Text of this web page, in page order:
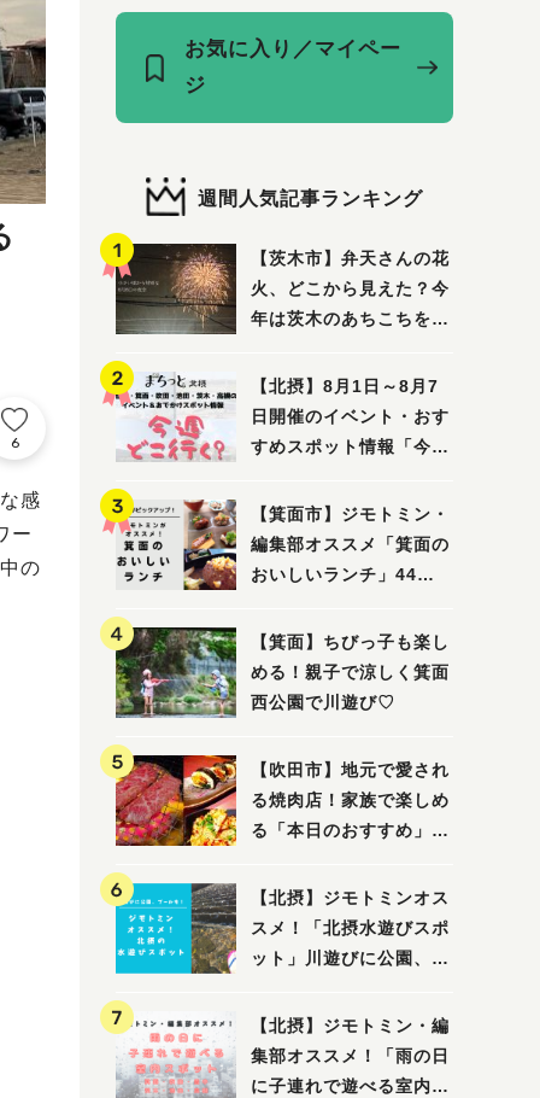
6
感
ー
の
お気に入り／マイペー
ジ
週間人気記事ランキング
【茨木市】弁天さんの花
火、どこから見えた？今
年は茨木のあちこちを巡
【北摂】8月1日～8月7
日開催のイベント・おす
すめスポット情報「今週
面・吹田・池田・茨木・
高槻）
【箕面市】ジモトミン・
編集部オススメ「箕面の
おいしいランチ」44
から穴場まで！〜
【箕面】ちびっ子も楽し
める！親子で涼しく箕面
西公園で川遊び♡
【吹田市】地元で愛され
る焼肉店！家族で楽しめ
る「本日のおすすめ」で
【北摂】ジモトミンオス
スメ！「北摂水遊びスポ
ット」川遊びに公園、プ
吹田・茨木・高槻）
【北摂】ジモトミン・編
集部オススメ！「雨の日
に子連れで遊べる室内ス